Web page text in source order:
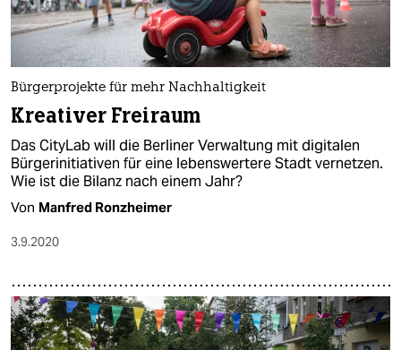
Bürgerprojekte für mehr Nachhaltigkeit
Kreativer Freiraum
Das CityLab will die Berliner Verwaltung mit digitalen
Bürgerinitiativen für eine lebenswertere Stadt vernetzen.
Wie ist die Bilanz nach einem Jahr?
Von Manfred Ronzheimer
3.9.2020